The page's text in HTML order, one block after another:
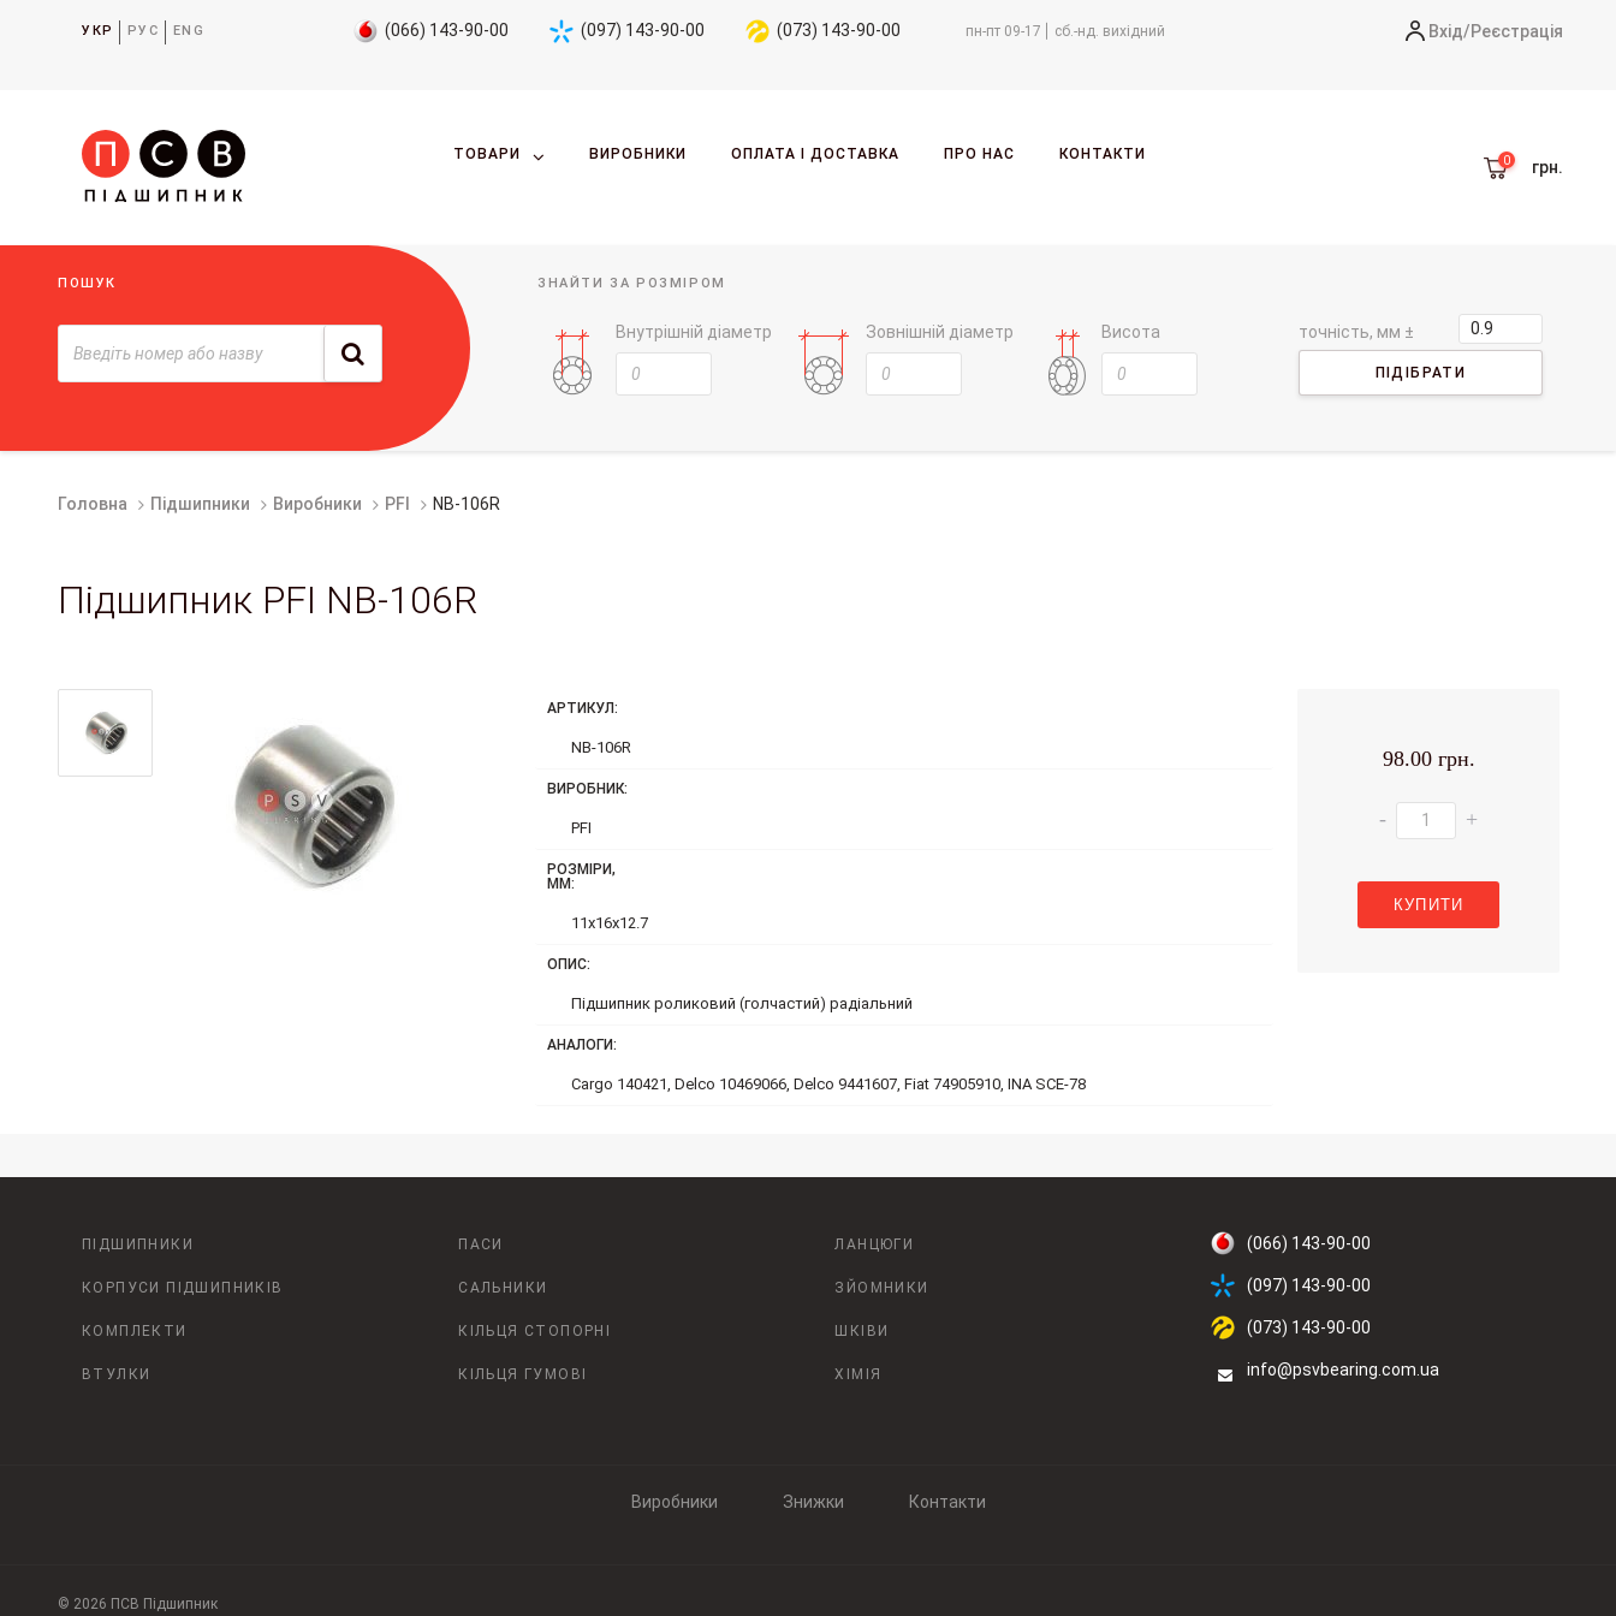
УКР РУС ENG пн-пт 09-17 сб.-нд. вихідний
(066) 143-90-00 (097) 143-90-00 (073) 143-90-00 Вхід/Реєстрація
ТОВАРИ ВИРОБНИКИ ОПЛАТА І ДОСТАВКА ПРО НАС КОНТАКТИ
грн.
ПОШУК ЗНАЙТИ ЗА РОЗМІРОМ
Внутрішній діаметр Зовнішній діаметр Висота точність, мм ±
ПІДІБРАТИ
Головна Підшипники Виробники PFI NB-106R
Підшипник PFI NB-106R
АРТИКУЛ:
NB-106R
ВИРОБНИК:
PFI
РОЗМІРИ,
ММ:
11x16x12.7
ОПИС:
Підшипник роликовий (голчастий) радіальний
АНАЛОГИ:
Cargo 140421, Delco 10469066, Delco 9441607, Fiat 74905910, INA SCE-78
98.00 грн.
- +
КУПИТИ
ПІДШИПНИКИ
КОРПУСИ ПІДШИПНИКІВ
КОМПЛЕКТИ
ВТУЛКИ
ПАСИ
САЛЬНИКИ
КІЛЬЦЯ СТОПОРНІ
КІЛЬЦЯ ГУМОВІ
ЛАНЦЮГИ
ЗЙОМНИКИ
ШКІВИ
ХІМІЯ
(066) 143-90-00
(097) 143-90-00
(073) 143-90-00
info@psvbearing.com.ua
Виробники Знижки Контакти
© 2026 ПСВ Підшипник